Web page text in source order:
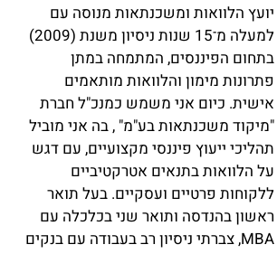
יועץ הלוואות ומשכנתאות מנוסה עם
למעלה מ־15 שנות ניסיון משנת (2009)
בתחום הפיננסים, המתמחה במתן
פתרונות מימון והלוואות מותאמים
אישית. כיום אני משמש כמנכ"ל חברת
"מיקוד משכנתאות בע"מ" , בה אני מוביל
תהליכי ייעוץ פיננסי מקצועיים, עם דגש
על הלוואות בתנאים אטרקטיביים
ללקוחות פרטיים ועסקיים. בעל תואר
ראשון בהנדסה ותואר שני בכלכלה עם
MBA, צברתי ניסיון רב בעבודה עם בנקים